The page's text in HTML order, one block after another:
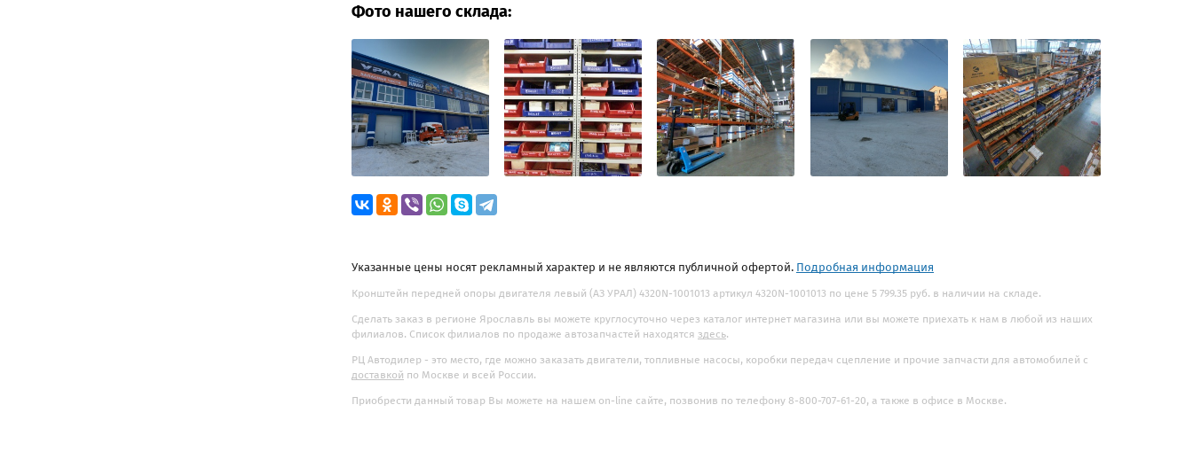
Фото нашего склада:
Указанные цены носят рекламный характер и не являются публичной офертой. Подробная информация
Кронштейн передней опоры двигателя левый (АЗ УРАЛ) 4320N-1001013 артикул 4320N-1001013 по цене 5 799.35 руб. в наличии на складе.
Сделать заказ в регионе Ярославль вы можете круглосуточно через каталог интернет магазина или вы можете приехать к нам в любой из наших
филиалов. Список филиалов по продаже автозапчастей находятся здесь.
РЦ Автодилер - это место, где можно заказать двигатели, топливные насосы, коробки передач сцепление и прочие запчасти для автомобилей с
доставкой по Москве и всей России.
Приобрести данный товар Вы можете на нашем on-line сайте, позвонив по телефону 8-800-707-61-20, а также в офисе в Москве.